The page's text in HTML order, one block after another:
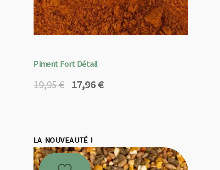
Piment Fort Détail
19,95€
Le
19,95 €.
17,96€
Le
17,96 €.
LA NOUVEAUTÉ !